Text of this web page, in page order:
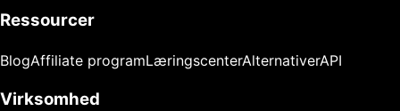
Ressourcer
BlogAffiliate programLæringscenterAlternativerAPI
Virksomhed